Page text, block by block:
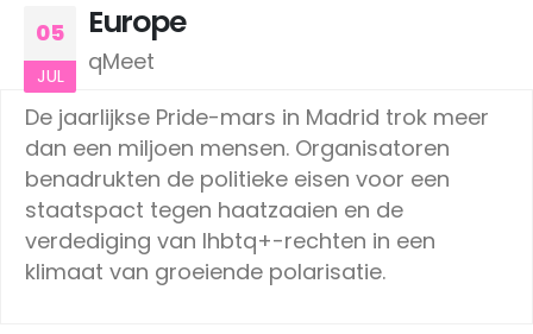
05
JUL
Europe
qMeet
De jaarlijkse Pride-mars in Madrid trok meer
dan een miljoen mensen. Organisatoren
benadrukten de politieke eisen voor een
staatspact tegen haatzaaien en de
verdediging van lhbtq+-rechten in een
klimaat van groeiende polarisatie.